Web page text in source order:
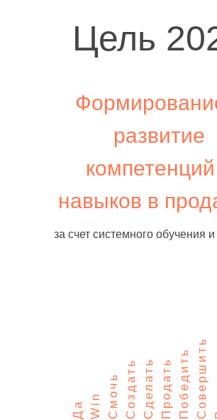
развитие
навыков в
Цель
Да Win Смочь СоздатьСделатьПродатьПобедитьСовершить
за счет системного обучения и